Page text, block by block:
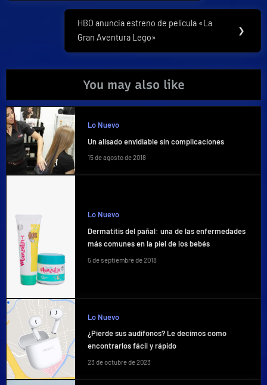
entradas
Next
Post:
HBO anuncia estreno de película «La
Gran Aventura Lego»
❯
You may also like
Lo Nuevo
Un alisado envidiable sin complicaciones
15 de agosto de 2018
Lo Nuevo
Dermatitis del pañal: una de las enfermedades
más comunes en la piel de los bebés
5 de septiembre de 2018
Lo Nuevo
¿Pierde sus audífonos? Le decimos como
encontrarlos fácil y rápido
23 de octubre de 2023